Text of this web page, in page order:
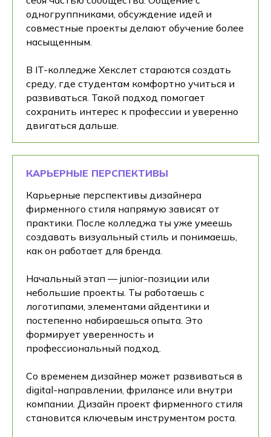
одногруппниками, обсуждение идей и
совместные проекты делают обучение более
насыщенным.
В IT-колледже Хекслет стараются создать
среду, где студентам комфортно учиться и
развиваться. Такой подход помогает
сохранить интерес к профессии и уверенно
двигаться дальше.
КАРЬЕРНЫЕ ПЕРСПЕКТИВЫ
Карьерные перспективы дизайнера
фирменного стиля напрямую зависят от
практики. После колледжа ты уже умеешь
создавать визуальный стиль и понимаешь,
как он работает для бренда.
Начальный этап — junior-позиции или
небольшие проекты. Ты работаешь с
логотипами, элементами айдентики и
постепенно набираешься опыта. Это
формирует уверенность и
профессиональный подход.
Со временем дизайнер может развиваться в
digital-направлении, фрилансе или внутри
компании. Дизайн проект фирменного стиля
становится ключевым инструментом роста.